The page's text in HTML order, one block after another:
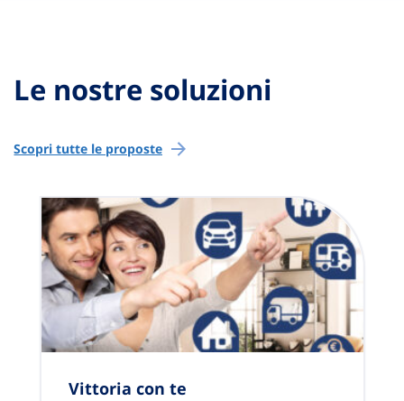
Le nostre soluzioni
Scopri tutte le proposte
Vittoria con te